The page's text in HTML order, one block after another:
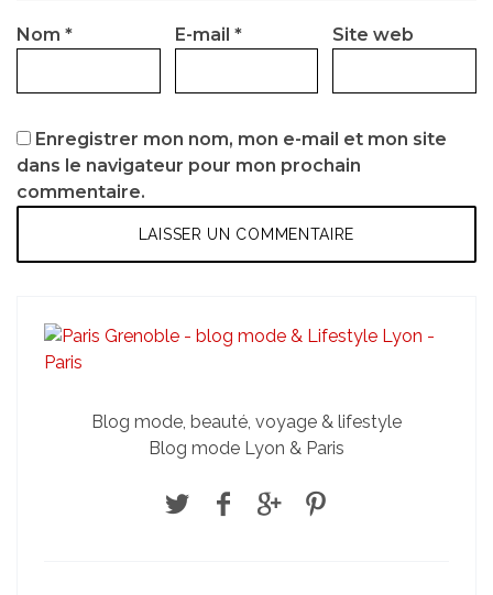
Nom * E-mail * Site web
Enregistrer mon nom, mon e-mail et mon site
dans le navigateur pour mon prochain
commentaire.
Blog mode, beauté, voyage & lifestyle
Blog mode Lyon & Paris